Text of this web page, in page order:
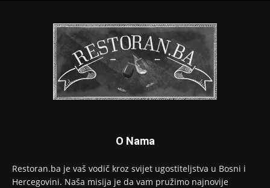
O Nama
Restoran.ba je vaš vodič kroz svijet ugostiteljstva u Bosni i
Hercegovini. Naša misija je da vam pružimo najnovije